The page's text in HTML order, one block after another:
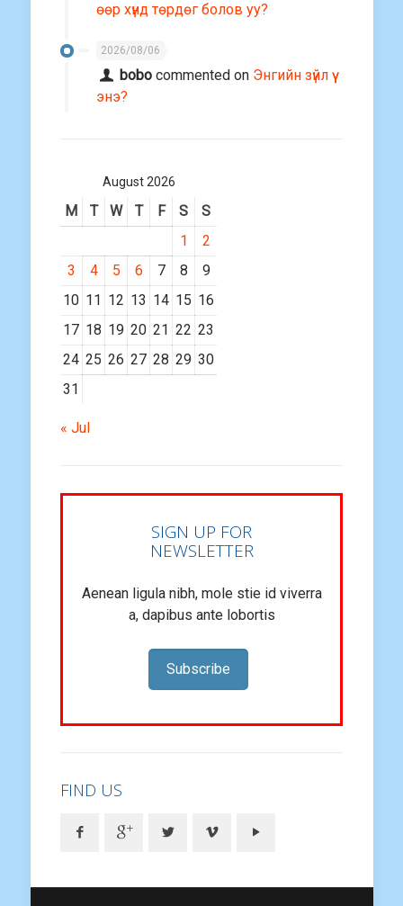
өөр хүнд төрдөг болов уу?
2026/08/06
bobo commented on Энгийн зүйл үү
энэ?
August 2026
M T W T F S
S
1
2
3
4 5 6 7 8
9
10 11 12 13 14 15 16
17 18 19 20 21 22 23
24 25 26 27 28 29 30
31
« Jul
SIGN UP FOR
NEWSLETTER
Aenean ligula nibh, mole stie id viverra
a, dapibus ante lobortis
Subscribe
FIND US